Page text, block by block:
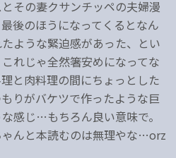
その妻クサンチッペの夫婦漫
後のほうになってくるとなん
ような緊迫感があった、とい
れじゃ全然箸安めになってな
と肉料理の間にちょっとした
りがバケツで作ったような巨
感じ…もちろん良い意味で。
んと本読むのは無理やな…orz